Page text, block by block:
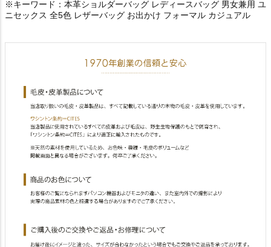
※キーワード：本革ショルダーバッグ レディースバッグ 男女兼用 ユ
ニセックス 全5色 レザーバッグ お出かけ フォーマル カジュアル